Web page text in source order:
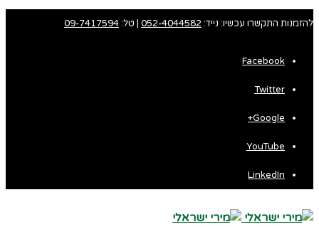
להזמנות התקשרו עכשיו: נייד: 052-4044582 | טל:09-7417594
Facebook
Twitter
Google+
YouTube
LinkedIn